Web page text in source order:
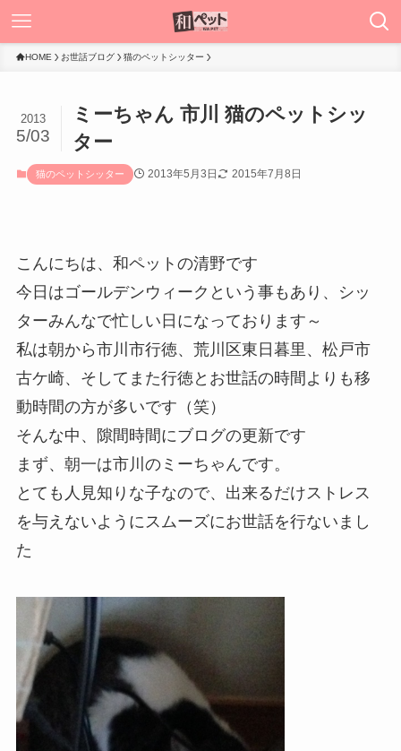
HOME お世話ブログ 猫のペットシッター
ミーちゃん 市川 猫のペットシッ
ター
2013
5/03
猫のペットシッター 2013年5月3日 2015年7月8日
こんにちは、和ペットの清野です
今日はゴールデンウィークという事もあり、シッ
ターみんなで忙しい日になっております～
私は朝から市川市行徳、荒川区東日暮里、松戸市
古ケ崎、そしてまた行徳とお世話の時間よりも移
動時間の方が多いです（笑）
そんな中、隙間時間にブログの更新です
まず、朝一は市川のミーちゃんです。
とても人見知りな子なので、出来るだけストレス
を与えないようにスムーズにお世話を行ないまし
た